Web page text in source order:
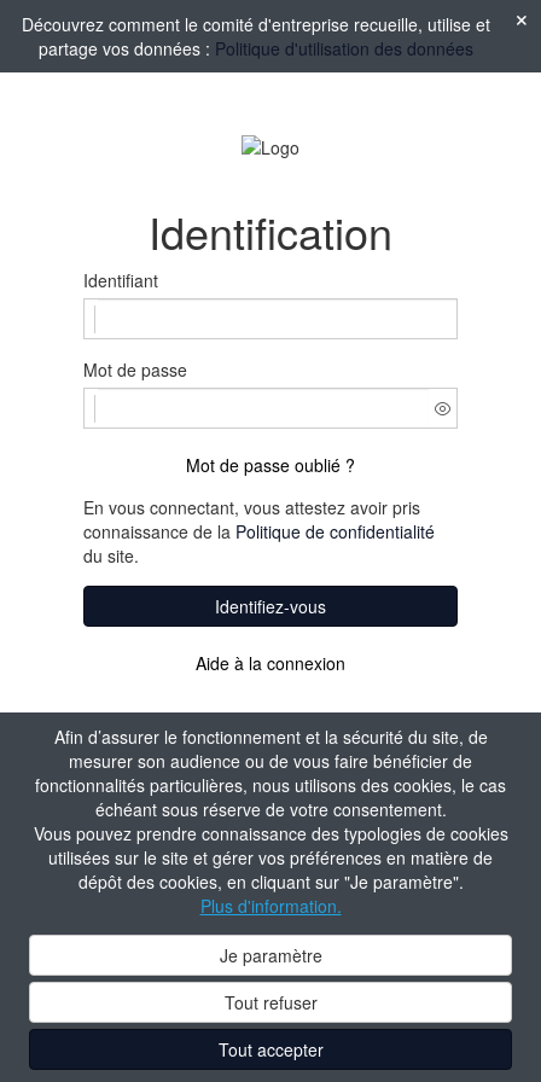
Afin d’assurer le fonctionnement et la sécurité du site, de
mesurer son audience ou de vous faire bénéficier de
fonctionnalités particulières, nous utilisons des cookies, le cas
échéant sous réserve de votre consentement.
Vous pouvez prendre connaissance des typologies de cookies
utilisées sur le site et gérer vos préférences en matière de
dépôt des cookies, en cliquant sur "Je paramètre".
Plus d'information.
Je paramètre
Tout refuser
Tout accepter
Découvrez comment le comité d'entreprise recueille, utilise et
partage vos données : Politique d'utilisation des données
Identification
Identifiant
Mot de passe
Mot de passe oublié ?
En vous connectant, vous attestez avoir pris
connaissance de la Politique de confidentialité
du site.
Identifiez-vous
Aide à la connexion